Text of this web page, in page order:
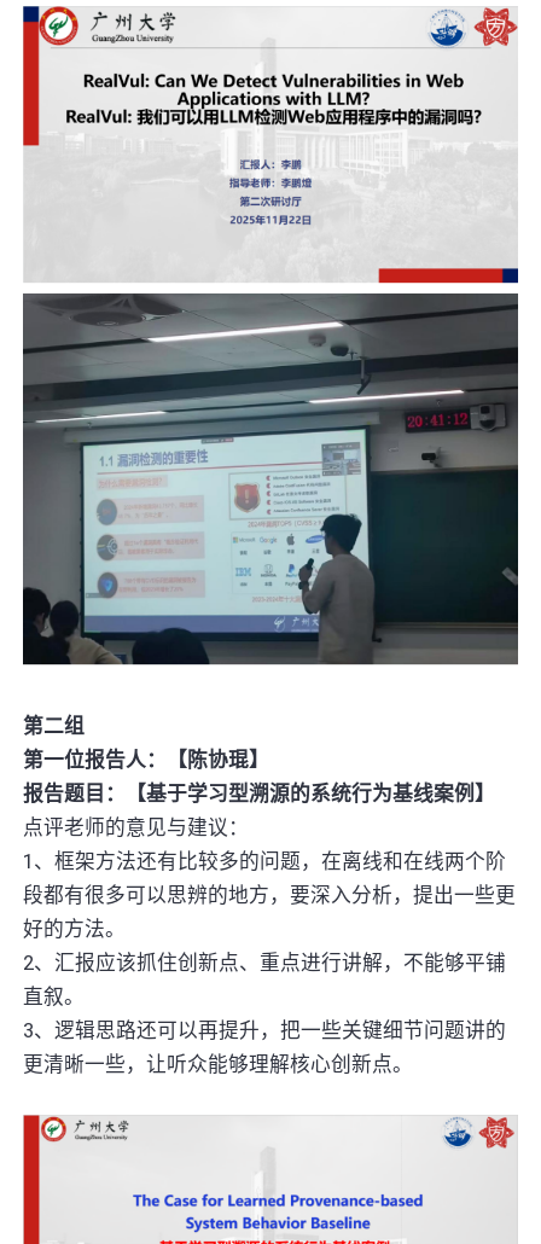
第二组
第一位报告人：【陈协琨】
报告题目：【基于学习型溯源的系统行为基线案例】
点评老师的意见与建议：
1、框架方法还有比较多的问题，在离线和在线两个阶
段都有很多可以思辨的地方，要深入分析，提出一些更
好的方法。
2、汇报应该抓住创新点、重点进行讲解，不能够平铺
直叙。
3、逻辑思路还可以再提升，把一些关键细节问题讲的
更清晰一些，让听众能够理解核心创新点。